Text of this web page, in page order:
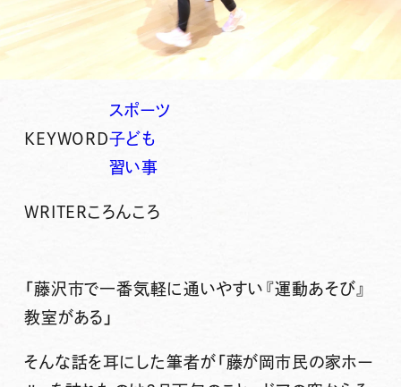
KEYWORD
スポーツ
子ども
習い事
WRITERころんころ
「藤沢市で一番気軽に通いやすい『運動あそび』
教室がある」
そんな話を耳にした筆者が「藤が岡市民の家ホー